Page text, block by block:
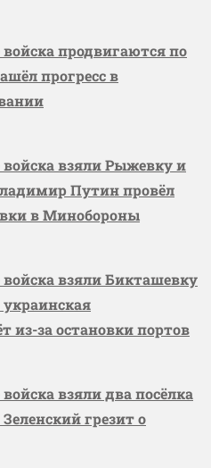
продвигаются по
прогресс в
войска взяли Рыжевку и
Путин провёл
в Минобороны
взяли Бикташевку
украинская
из-за остановки портов
взяли два посёлка
грезит о